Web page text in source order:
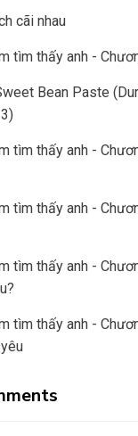
cãi nhau
tìm thấy anh -
Bean Paste
tìm thấy anh -
tìm thấy anh -
tìm thấy anh -
tìm thấy anh -